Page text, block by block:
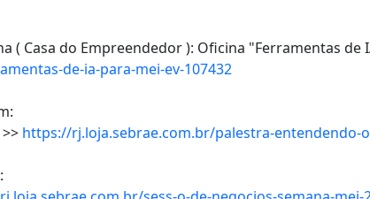
( Casa do Empreendedor ): Oficina "Ferramentas de
de-ia-para-mei-ev-107432
https://rj.loja.sebrae.com.br/palestra-entendendo-